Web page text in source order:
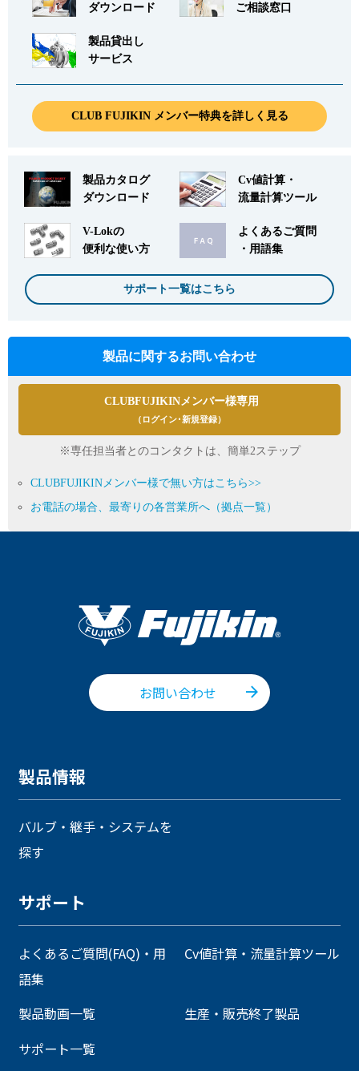
ダウンロード ご相談窓口
製品貸出し
サービス
CLUB FUJIKIN メンバー特典を詳しく見る
製品カタログ
ダウンロード
Cv値計算・
流量計算ツール
V-Lokの
便利な使い方
よくあるご質問
・用語集
サポート一覧はこちら
製品に関するお問い合わせ
CLUBFUJIKINメンバー様専用
（ログイン･新規登録）
※専任担当者とのコンタクトは、簡単2ステップ
CLUBFUJIKINメンバー様で無い方はこちら>>
お電話の場合、最寄りの各営業所へ（拠点一覧）
お問い合わせ
製品情報
バルブ・継手・システムを
探す
サポート
よくあるご質問(FAQ)・用
語集
Cv値計算・流量計算ツール
製品動画一覧
生産・販売終了製品
サポート一覧